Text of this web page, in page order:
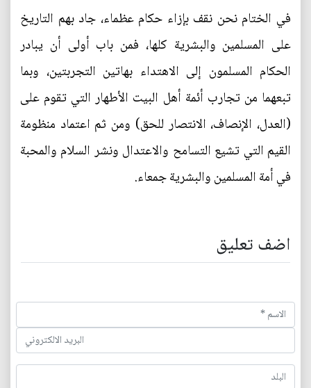
في الختام نحن نقف بإزاء حكام عظماء، جاد بهم التاريخ
على المسلمين والبشرية كلها، فمن باب أولى أن يبادر
الحكام المسلمون إلى الاهتداء بهاتين التجربتين، وبما
تبعهما من تجارب أئمة أهل البيت الأطهار التي تقوم على
(العدل، الإنصاف، الانتصار للحق) ومن ثم اعتماد منظومة
القيم التي تشيع التسامح والاعتدال ونشر السلام والمحبة
في أمة المسلمين والبشرية جمعاء.
اضف تعليق